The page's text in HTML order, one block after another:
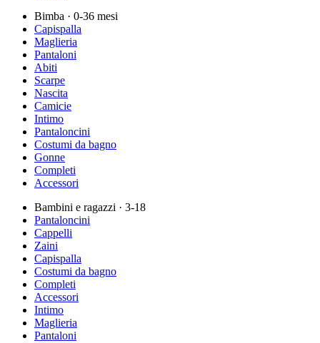
Bimba · 0-36 mesi
Capispalla
Maglieria
Pantaloni
Abiti
Scarpe
Nascita
Camicie
Intimo
Pantaloncini
Costumi da bagno
Gonne
Completi
Accessori
Bambini e ragazzi · 3-18
Pantaloncini
Cappelli
Zaini
Capispalla
Costumi da bagno
Completi
Accessori
Intimo
Maglieria
Pantaloni